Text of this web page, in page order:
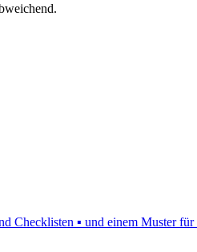
Checklisten ▪ und einem Muster